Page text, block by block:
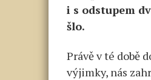
i s odstupem
šlo.
Právě v té době
výjimky, nás